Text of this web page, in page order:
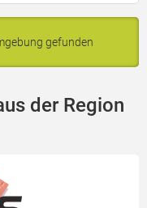
gefunden
der Region